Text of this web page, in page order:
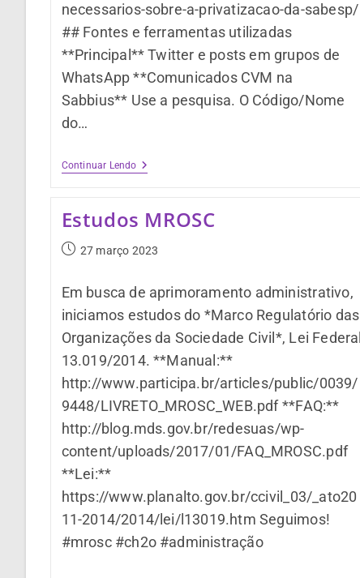
necessarios-sobre-a-privatizacao-da-sabesp/
## Fontes e ferramentas utilizadas
**Principal** Twitter e posts em grupos de
WhatsApp **Comunicados CVM na
Sabbius** Use a pesquisa. O Código/Nome
do…
Continuar Lendo
Estudos MROSC
27 março 2023
Em busca de aprimoramento administrativo,
iniciamos estudos do *Marco Regulatório das
Organizações da Sociedade Civil*, Lei Federal
13.019/2014. **Manual:**
http://www.participa.br/articles/public/0039/
9448/LIVRETO_MROSC_WEB.pdf **FAQ:**
http://blog.mds.gov.br/redesuas/wp-
content/uploads/2017/01/FAQ_MROSC.pdf
**Lei:**
https://www.planalto.gov.br/ccivil_03/_ato20
11-2014/2014/lei/l13019.htm Seguimos!
#mrosc #ch2o #administração